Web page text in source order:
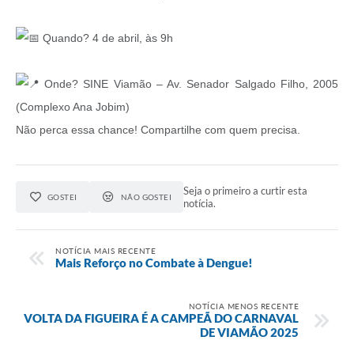
Quando? 4 de abril, às 9h
Onde? SINE Viamão – Av. Senador Salgado Filho, 2005
(Complexo Ana Jobim)
Não perca essa chance! Compartilhe com quem precisa.
GOSTEI NÃO GOSTEI
Seja o primeiro a curtir esta
notícia.
NOTÍCIA MAIS RECENTE
Mais Reforço no Combate à Dengue!
NOTÍCIA MENOS RECENTE
VOLTA DA FIGUEIRA É A CAMPEÃ DO CARNAVAL
DE VIAMÃO 2025